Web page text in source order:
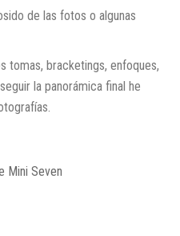
de las fotos o algunas
tomas, bracketings, enfoques,
la panorámica final he